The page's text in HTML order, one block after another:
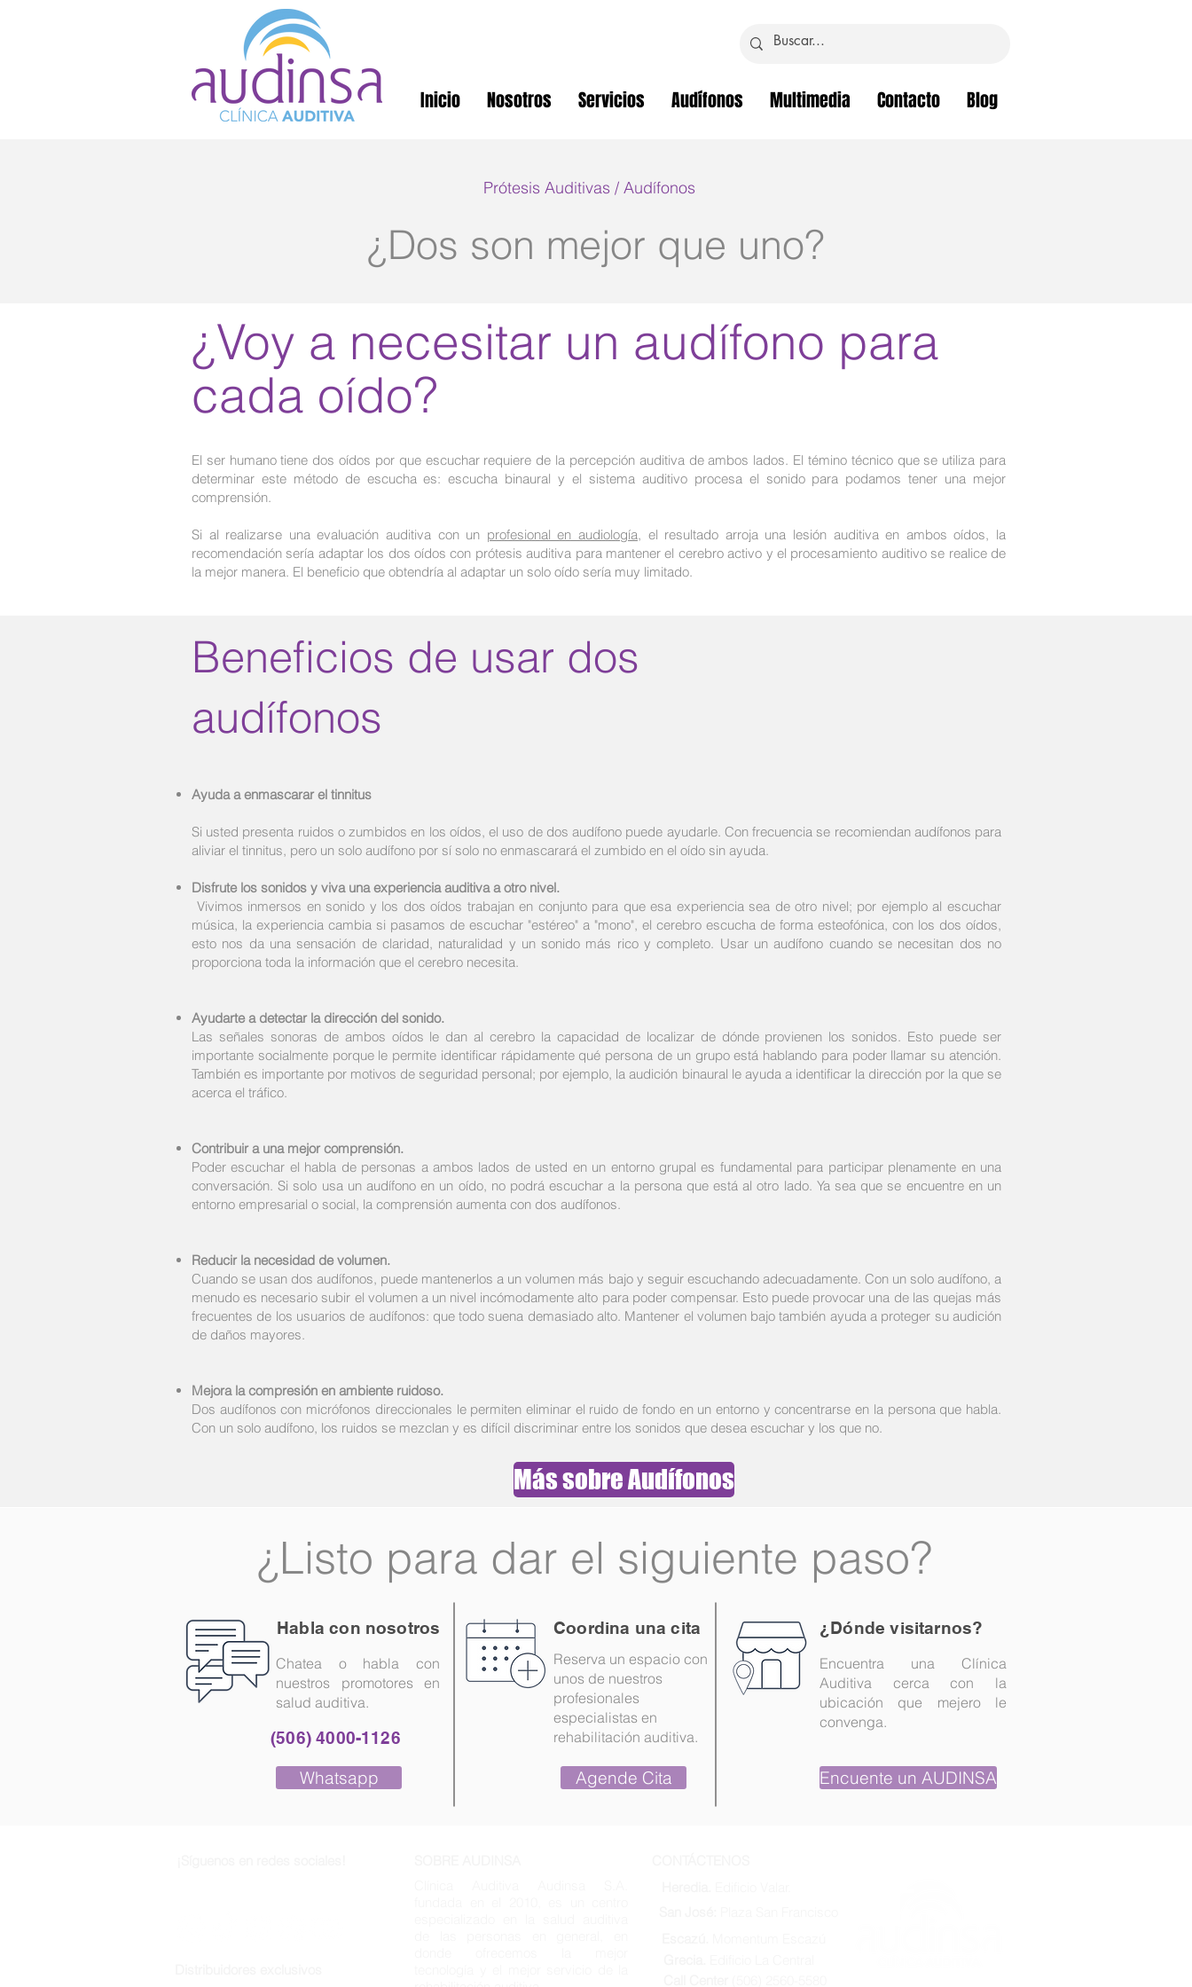
Inicio Nosotros Servicios Audífonos Multimedia Contacto Blog
Prótesis Auditivas / Audífonos
¿Dos son mejor que uno?
¿Voy a necesitar un audífono para
cada oído?
El ser humano tiene dos oídos por que escuchar requiere de la percepción auditiva de ambos lados. El témino técnico que se utiliza para
determinar este método de escucha es: escucha binaural y el sistema auditivo procesa el sonido para podamos tener una mejor
comprensión.
Si al realizarse una evaluación auditiva con un profesional en audiología, el resultado arroja una lesión auditiva en ambos oídos, la
recomendación sería adaptar los dos oídos con prótesis auditiva para mantener el cerebro activo y el procesamiento auditivo se realice de
la mejor manera. El beneficio que obtendría al adaptar un solo oído sería muy limitado.
Beneficios de usar dos
audífonos
Ayuda a enmascarar el tinnitus
Si usted presenta ruidos o zumbidos en los oídos, el uso de dos audífono puede ayudarle. Con frecuencia se recomiendan audífonos para
aliviar el tinnitus, pero un solo audífono por sí solo no enmascarará el zumbido en el oído sin ayuda.
Disfrute los sonidos y viva una experiencia auditiva a otro nivel.
Vivimos inmersos en sonido y los dos oídos trabajan en conjunto para que esa experiencia sea de otro nivel; por ejemplo al escuchar
música, la experiencia cambia si pasamos de escuchar "estéreo" a "mono", el cerebro escucha de forma esteofónica, con los dos oídos,
esto nos da una sensación de claridad, naturalidad y un sonido más rico y completo. Usar un audífono cuando se necesitan dos no
proporciona toda la información que el cerebro necesita.
Ayudarte a detectar la dirección del sonido.
Las señales sonoras de ambos oídos le dan al cerebro la capacidad de localizar de dónde provienen los sonidos. Esto puede ser
importante socialmente porque le permite identificar rápidamente qué persona de un grupo está hablando para poder llamar su atención.
También es importante por motivos de seguridad personal; por ejemplo, la audición binaural le ayuda a identificar la dirección por la que se
acerca el tráfico.
Contribuir a una mejor comprensión.
Poder escuchar el habla de personas a ambos lados de usted en un entorno grupal es fundamental para participar plenamente en una
conversación. Si solo usa un audífono en un oído, no podrá escuchar a la persona que está al otro lado. Ya sea que se encuentre en un
entorno empresarial o social, la comprensión aumenta con dos audífonos.
Reducir la necesidad de volumen.
Cuando se usan dos audífonos, puede mantenerlos a un volumen más bajo y seguir escuchando adecuadamente. Con un solo audífono, a
menudo es necesario subir el volumen a un nivel incómodamente alto para poder compensar. Esto puede provocar una de las quejas más
frecuentes de los usuarios de audífonos: que todo suena demasiado alto. Mantener el volumen bajo también ayuda a proteger su audición
de daños mayores.
Mejora la compresión en ambiente ruidoso.
Dos audífonos con micrófonos direccionales le permiten eliminar el ruido de fondo en un entorno y concentrarse en la persona que habla.
Con un solo audífono, los ruidos se mezclan y es difícil discriminar entre los sonidos que desea escuchar y los que no.
Más sobre Audífonos
¿Listo para dar el siguiente paso?
Habla con nosotros
Chatea o habla con
nuestros promotores en
salud auditiva.
Coordina una cita
Reserva un espacio con
unos de nuestros
profesionales
especialistas en
rehabilitación auditiva.
(506) 4000-1126
Whatsapp Agende Cita
¿Dónde visitarnos?
Encuentra una Clínica
Auditiva cerca con la
ubicación que mejero le
convenga.
Encuente un AUDINSA